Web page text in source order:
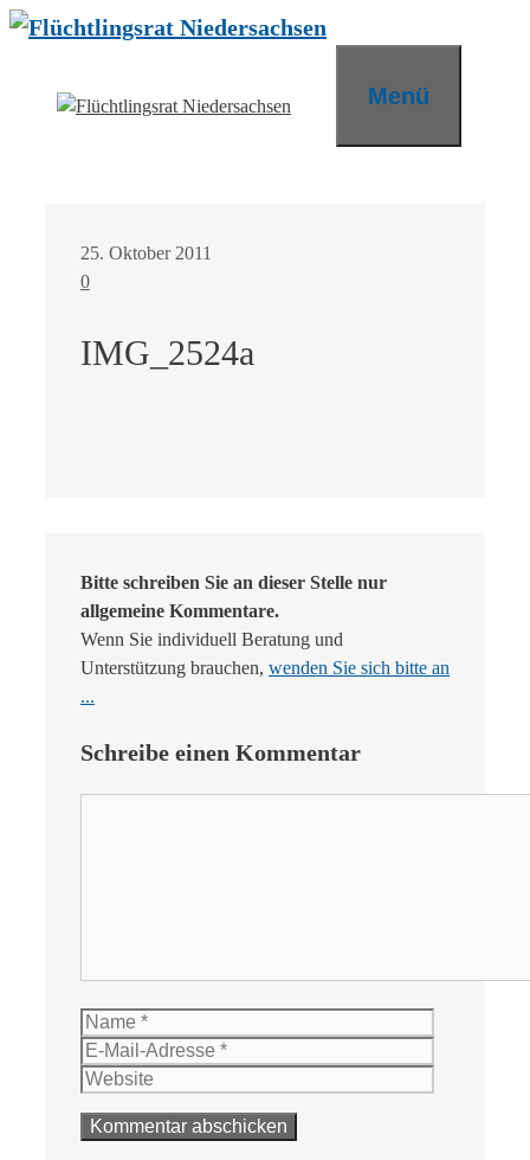
Zum
Menü
25. Oktober 2011
0
IMG_2524a
Bitte schreiben Sie an dieser Stelle nur
allgemeine Kommentare.
Wenn Sie individuell Beratung und
Unterstützung brauchen, wenden Sie sich bitte an
...
Schreibe einen Kommentar
Name